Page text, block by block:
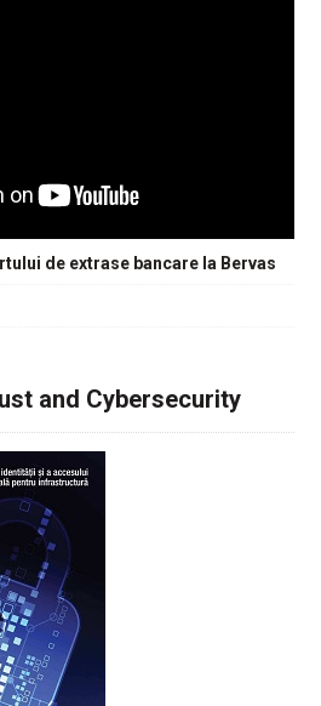
de extrase bancare la Bervas
and Cybersecurity